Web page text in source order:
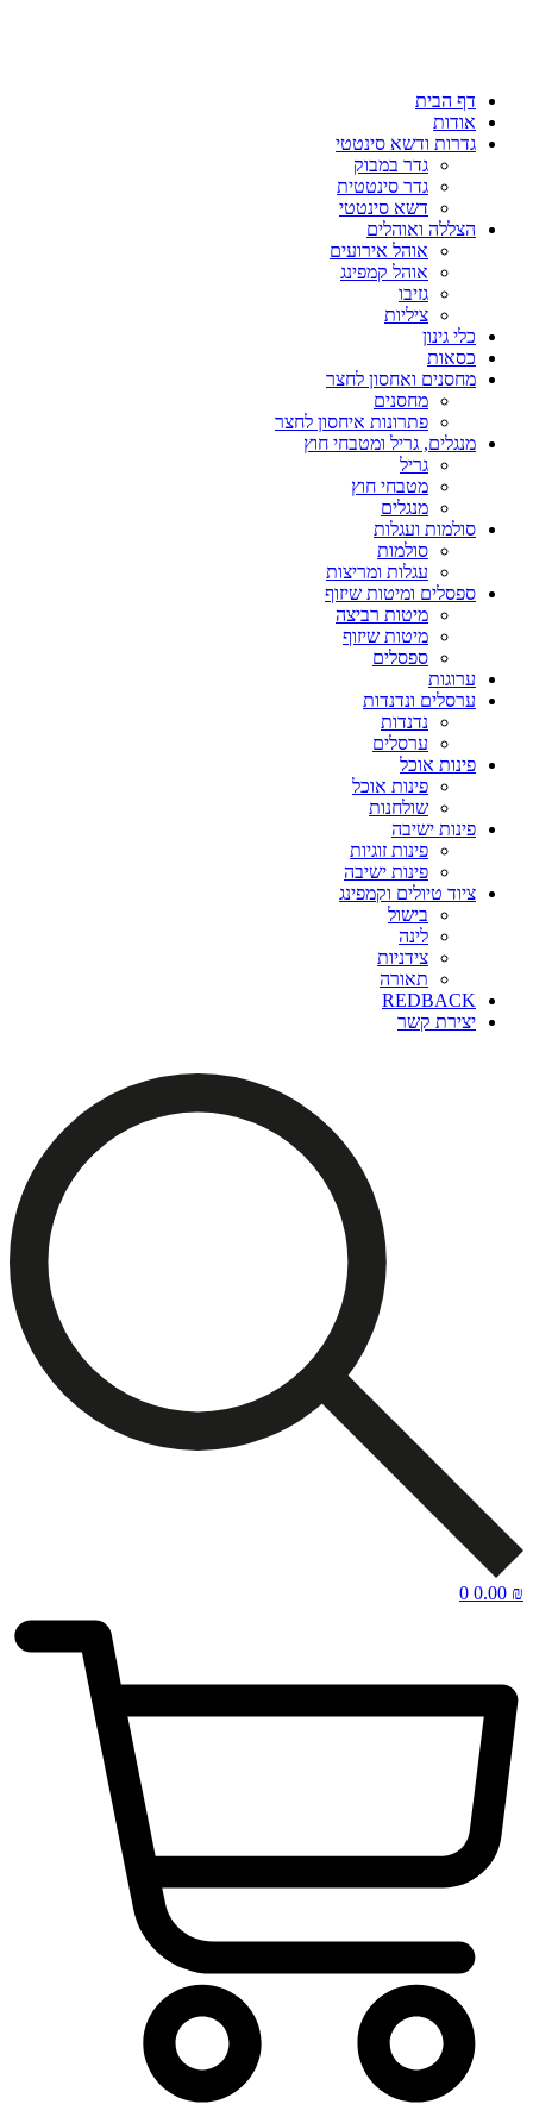
דף הבית
אודות
גדרות ודשא סינטטי
גדר במבוק
גדר סינטטית
דשא סינטטי
הצללה ואוהלים
אוהל אירועים
אוהל קמפינג
גזיבו
ציליות
כלי גינון
כסאות
מחסנים ואחסון לחצר
מחסנים
פתרונות איחסון לחצר
מנגלים, גריל ומטבחי חוץ
גריל
מטבחי חוץ
מנגלים
סולמות ועגלות
סולמות
עגלות ומריצות
ספסלים ומיטות שיזוף
מיטות רביצה
מיטות שיזוף
ספסלים
ערוגות
ערסלים ונדנדות
נדנדות
ערסלים
פינות אוכל
פינות אוכל
שולחנות
פינות ישיבה
פינות זוגיות
פינות ישיבה
ציוד טיולים וקמפינג
בישול
לינה
צידניות
תאורה
REDBACK
יצירת קשר
0.00 ₪
0